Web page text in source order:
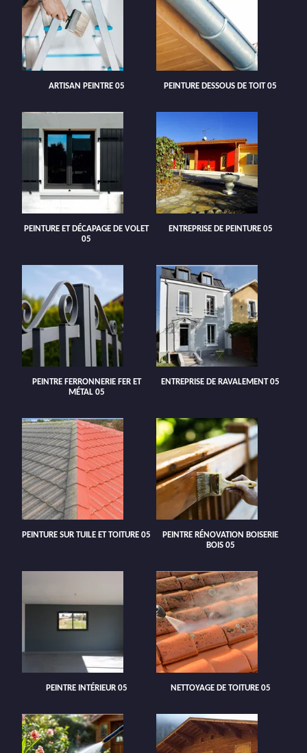
ARTISAN PEINTRE 05 PEINTURE DESSOUS DE TOIT 05
PEINTURE ET DÉCAPAGE DE VOLET
05
ENTREPRISE DE PEINTURE 05
PEINTRE FERRONNERIE FER ET
MÉTAL 05
ENTREPRISE DE RAVALEMENT 05
PEINTURE SUR TUILE ET TOITURE 05
PEINTRE RÉNOVATION BOISERIE
BOIS 05
PEINTRE INTÉRIEUR 05 NETTOYAGE DE TOITURE 05